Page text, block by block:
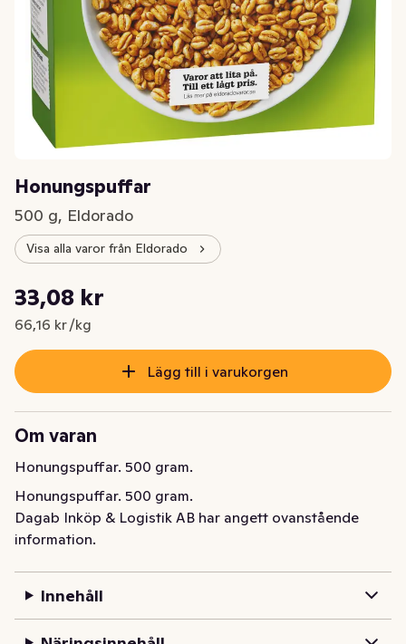
Honungspuffar
500 g, Eldorado
Visa alla varor från Eldorado
Nuvarande pris är: 33,08 kr
33,08 kr
66,16 kr /kg
Styckpris: 66,16 kr /kg
Lägg till i varukorgen
Om varan
Honungspuffar. 500 gram.
Honungspuffar. 500 gram.
Dagab Inköp & Logistik AB har angett ovanstående
information.
Innehåll